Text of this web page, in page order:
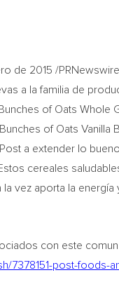
de 2015 /
a la familia de
of Oats Whole
of Oats
a extender lo
cereales
vez aporta la
con este
7378151-post-